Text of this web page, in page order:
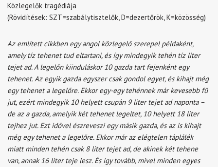
Közlegelők tragédiája
(Rövidítések: SZT=szabálytisztelők, D=dezertőrök, K=közösség)
Az említett cikkben egy angol közlegelő szerepel példaként,
amely tíz tehenet tud eltartani, és így mindegyik tehén tíz liter
tejet ad. A legelőn kiinduláskor 10 gazda tart fejenként egy
tehenet. Az egyik gazda egyszer csak gondol egyet, és kihajt még
egy tehenet a legelőre. Ekkor egy-egy tehénnek már kevesebb fű
jut, ezért mindegyik 10 helyett csupán 9 liter tejet ad naponta –
de az a gazda, amelyik két tehenet legeltet, 10 helyett 18 liter
tejhez jut. Ezt idővel észreveszi egy másik gazda, és az is kihajt
még egy tehenet a legelőre. Ekkor már az elégtelen táplálék
miatt minden tehén csak 8 liter tejet ad, de akinek két tehene
van, annak 16 liter teje lesz. És így tovább, mivel minden egyes